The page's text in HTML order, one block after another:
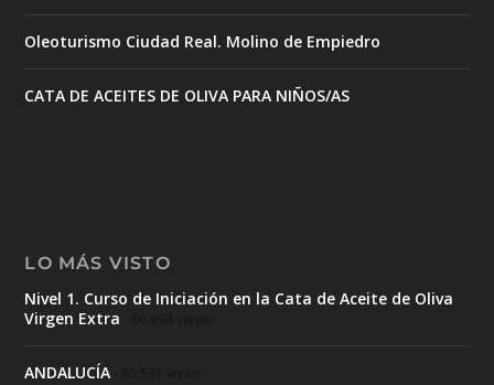
Oleoturismo Ciudad Real. Molino de Empiedro
CATA DE ACEITES DE OLIVA PARA NIÑOS/AS
LO MÁS VISTO
Nivel 1. Curso de Iniciación en la Cata de Aceite de Oliva
Virgen Extra
ANDALUCÍA